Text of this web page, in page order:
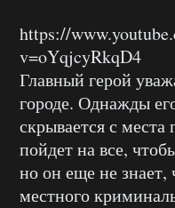
https://
v=oYqjcyRkqD4
Главный герой
городе. Однажды
скрывается с места
пойдет на все,
но он еще не
местного